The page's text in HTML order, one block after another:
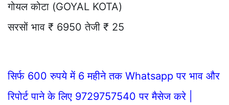
गोयल कोटा (GOYAL KOTA)
सरसों भाव ₹ 6950 तेजी ₹ 25
सिर्फ 600 रुपये में 6 महीने तक Whatsapp पर भाव और
रिपोर्ट पाने के लिए 9729757540 पर मैसेज करे |